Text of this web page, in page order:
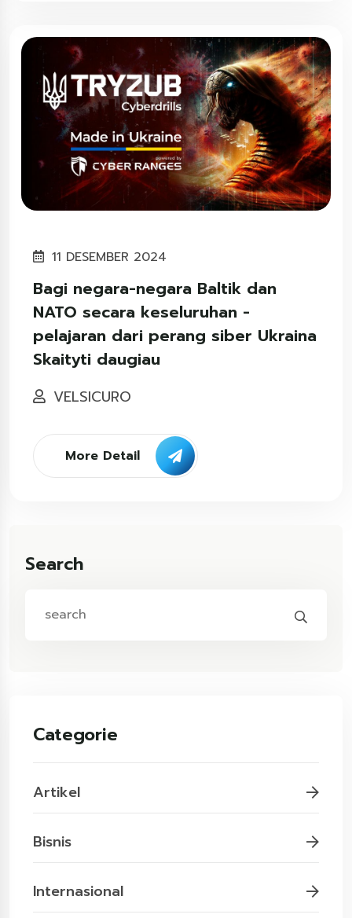
11 DESEMBER 2024
Bagi negara-negara Baltik dan
NATO secara keseluruhan -
pelajaran dari perang siber Ukraina
Skaityti daugiau
VELSICURO
More Detail
Search
Categorie
Artikel
Bisnis
Internasional